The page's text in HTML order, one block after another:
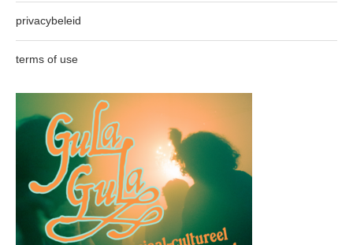
privacybeleid
terms of use